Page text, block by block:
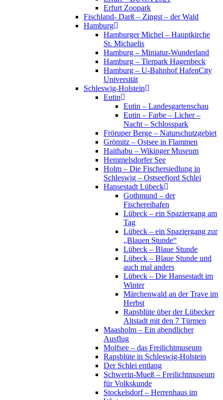
Erfurt Zoopark
Fischland- Darß – Zingst – der Wald
Hamburg
Hamburger Michel – Hauptkirche
St. Michaelis
Hamburg – Miniatur-Wunderland
Hamburg – Tierpark Hagenbeck
Hamburg – U-Bahnhof HafenCity
Universität
Schleswig-Holstein
Eutin
Eutin – Landesgartenschau
Eutin – Farbe – Licher –
Nacht – Schlosspark
Fröruper Berge – Naturschutzgebiet
Grömitz – Ostsee in Flammen
Haithabu – Wikinger Museum
Hemmelsdorfer See
Holm – Die Fischersiedlung in
Schleswig – Ostseefjord Schlei
Hansestadt Lübeck
Gothmund – der
Fischereihafen
Lübeck – ein Spaziergang am
Tag
Lübeck – ein Spaziergang zur
„Blauen Stunde“
Lübeck – Blaue Stunde
Lübeck – Blaue Stunde und
auch mal anders
Lübeck – Die Hansestadt im
Winter
Märchenwald an der Trave im
Herbst
Rapsblüte über der Lübecker
Altstadt mit den 7 Türmen
Maasholm – Ein abendlicher
Ausflug
Molfsee – das Freilichtmuseum
Rapsblüte in Schleswig-Holstein
Der Schlei entlang
Schwerin-Mueß – Freilichtmuseum
für Volkskunde
Stockelsdorf – Herrenhaus im